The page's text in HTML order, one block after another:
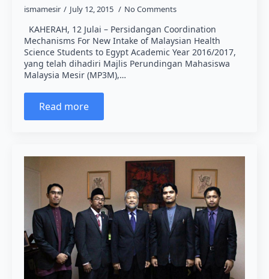
ismamesir July 12, 2015 No Comments
KAHERAH, 12 Julai – Persidangan Coordination
Mechanisms For New Intake of Malaysian Health
Science Students to Egypt Academic Year 2016/2017,
yang telah dihadiri Majlis Perundingan Mahasiswa
Malaysia Mesir (MP3M),…
Read more